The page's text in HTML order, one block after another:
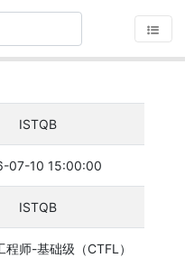
ISTQB
07-10 15:00:00
ISTQB
程师-基础级（CTFL）